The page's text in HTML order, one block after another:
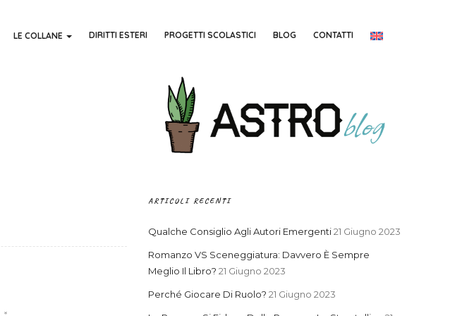
LE COLLANE DIRITTI ESTERI PROGETTI SCOLASTICI BLOG CONTATTI
ARTICOLI RECENTI
Qualche Consiglio Agli Autori Emergenti21 Giugno 2023
Romanzo VS Sceneggiatura: Davvero È Sempre
Meglio Il Libro? 21 Giugno 2023
Perché Giocare Di Ruolo? 21 Giugno 2023